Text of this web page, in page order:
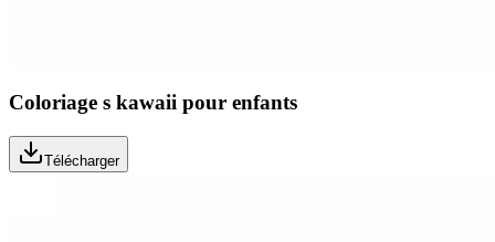
Coloriage s kawaii pour enfants
Télécharger